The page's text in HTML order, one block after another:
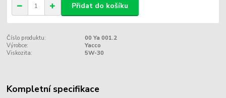
Přidat do košíku
Číslo produktu:
00 Ya 001.2
Výrobce:
Yacco
Viskozita:
5W-30
Kompletní specifikace